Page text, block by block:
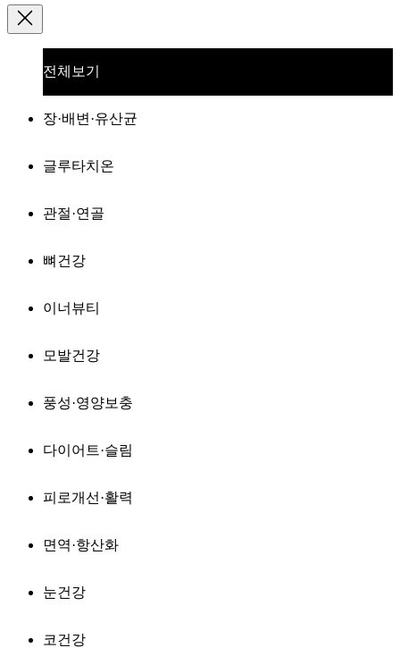
전체보기
장·배변·유산균
글루타치온
관절·연골
뼈건강
이너뷰티
모발건강
풍성·영양보충
다이어트·슬림
피로개선·활력
면역·항산화
눈건강
코건강